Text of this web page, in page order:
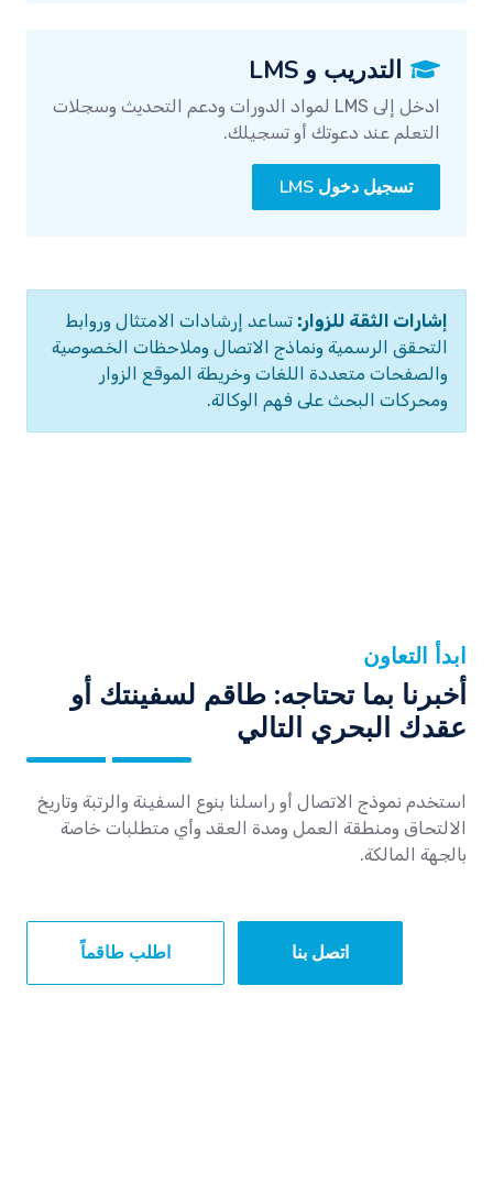
التدريب و LMS
ادخل إلى LMS لمواد الدورات ودعم التحديث وسجلات
التعلم عند دعوتك أو تسجيلك.
تسجيل دخول LMS
إشارات الثقة للزوار: تساعد إرشادات الامتثال وروابط
التحقق الرسمية ونماذج الاتصال وملاحظات الخصوصية
والصفحات متعددة اللغات وخريطة الموقع الزوار
ومحركات البحث على فهم الوكالة.
ابدأ التعاون
أخبرنا بما تحتاجه: طاقم لسفينتك أو
عقدك البحري التالي
استخدم نموذج الاتصال أو راسلنا بنوع السفينة والرتبة وتاريخ
الالتحاق ومنطقة العمل ومدة العقد وأي متطلبات خاصة
بالجهة المالكة.
اتصل بنا اطلب طاقماً